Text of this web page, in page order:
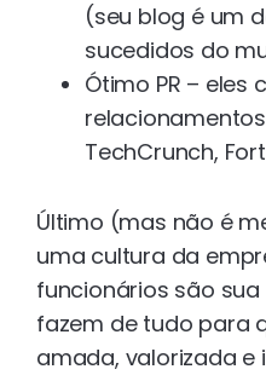
(seu blog é um
sucedidos do
Ótimo PR – eles
TechCrunch,
Último (mas não é
uma cultura da
funcionários são
fazem de tudo para
amada, valorizada e